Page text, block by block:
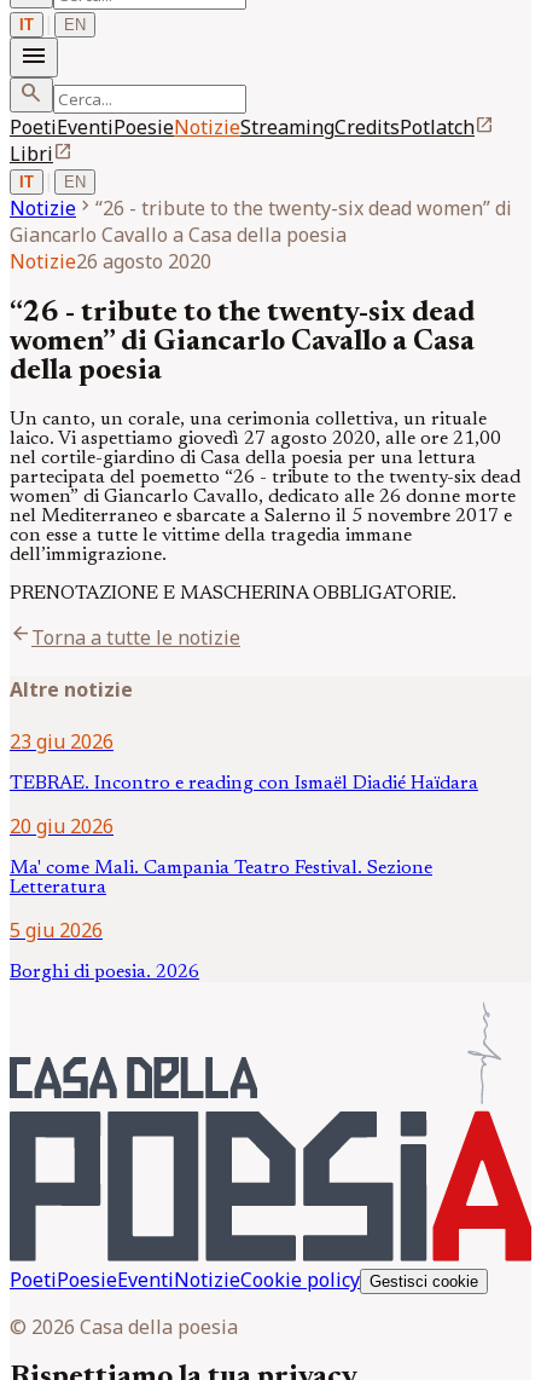
IT | EN
menu
search
PoetiEventiPoesieNotizieStreamingCreditsPotlatchopen_in_new
Libriopen_in_new
IT | EN
Notizie chevron_right “26 - tribute to the twenty-six dead women” di
Giancarlo Cavallo a Casa della poesia
Notizie26 agosto 2020
“26 - tribute to the twenty-six dead
women” di Giancarlo Cavallo a Casa
della poesia
Un canto, un corale, una cerimonia collettiva, un rituale
laico. Vi aspettiamo giovedì 27 agosto 2020, alle ore 21,00
nel cortile-giardino di Casa della poesia per una lettura
partecipata del poemetto “26 - tribute to the twenty-six dead
women” di Giancarlo Cavallo, dedicato alle 26 donne morte
nel Mediterraneo e sbarcate a Salerno il 5 novembre 2017 e
con esse a tutte le vittime della tragedia immane
dell’immigrazione.
PRENOTAZIONE E MASCHERINA OBBLIGATORIE.
arrow_backTorna a tutte le notizie
Altre notizie
23 giu 2026
TEBRAE. Incontro e reading con Ismaël Diadié Haïdara
20 giu 2026
Ma' come Mali. Campania Teatro Festival. Sezione
Letteratura
5 giu 2026
Borghi di poesia. 2026
PoetiPoesieEventiNotizieCookie policy Gestisci cookie
© 2026 Casa della poesia